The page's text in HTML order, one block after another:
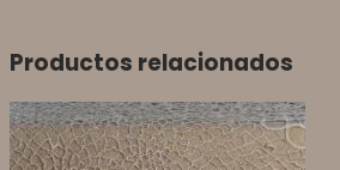
Productos relacionados